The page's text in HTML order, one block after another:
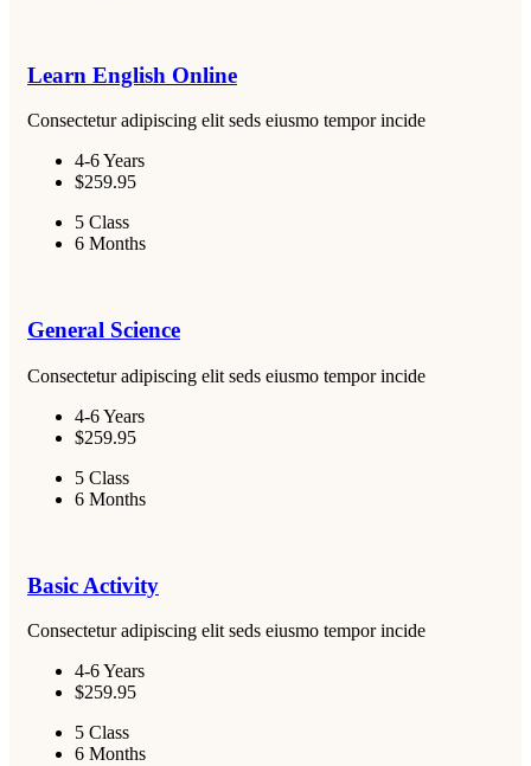
Learn English Online
Consectetur adipiscing elit seds eiusmo tempor incide
4-6 Years
$259.95
5 Class
6 Months
General Science
Consectetur adipiscing elit seds eiusmo tempor incide
4-6 Years
$259.95
5 Class
6 Months
Basic Activity
Consectetur adipiscing elit seds eiusmo tempor incide
4-6 Years
$259.95
5 Class
6 Months